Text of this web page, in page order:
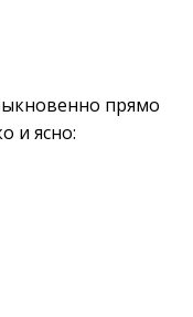
прямо
и ясно: